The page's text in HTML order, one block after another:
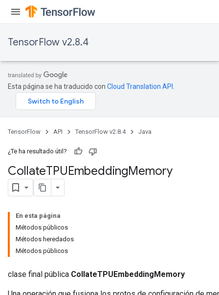
TensorFlow v2.8.4
Esta página se ha traducido con Cloud Translation API
TensorFlow API TensorFlow v2.8.4 Java
¿Te ha resultado útil?
CollateTPUEmbeddingMemory
En esta página
Métodos públicos
Métodos heredados
Métodos públicos
clase final pública CollateTPUEmbeddingMemory